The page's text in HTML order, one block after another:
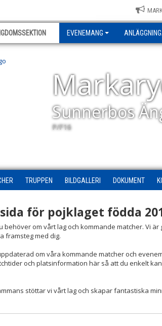
EVENEMANG
Sunnerbos
P/F16
TRUPPEN BILDGALLERI DOKUMENT
för pojklaget födda
om vårt lag och kommande matcher. Vi är
framsteg med dig.
om våra kommande matcher och
och platsinformation här så att du enkelt
stöttar vi vårt lag och skapar fantastiska